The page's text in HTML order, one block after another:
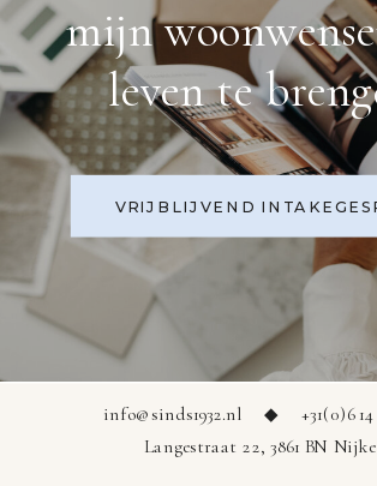
VRIJBLIJVEND
mijn
leven te
info@sinds1932.nl ◆ +31(0)6
Langestraat 22, 3861 BN